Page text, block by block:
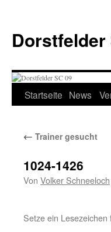
springen
Dorstfelder
Startseite News
← Trainer gesucht
1024-1426
Von Volker Schneeloch
Setze ein Lesezeichen